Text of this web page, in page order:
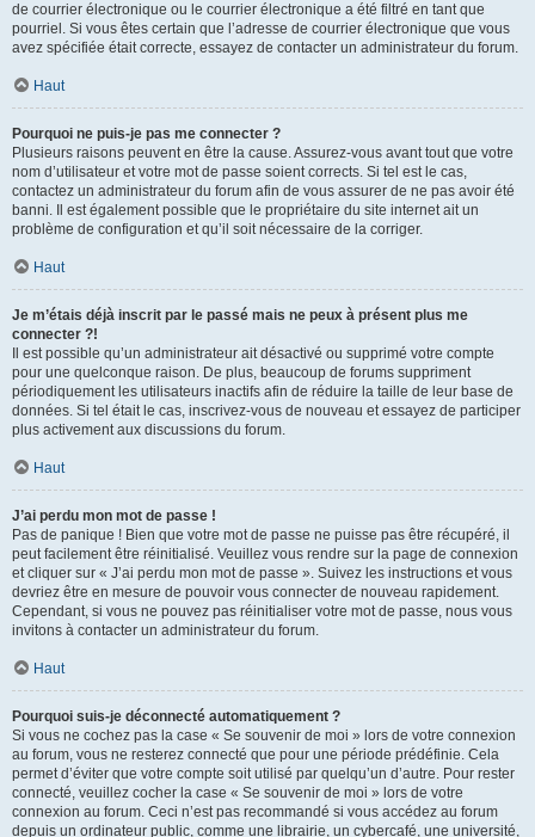
de courrier électronique ou le courrier électronique a été filtré en tant que
pourriel. Si vous êtes certain que l’adresse de courrier électronique que vous
avez spécifiée était correcte, essayez de contacter un administrateur du forum.
Haut
Pourquoi ne puis-je pas me connecter ?
Plusieurs raisons peuvent en être la cause. Assurez-vous avant tout que votre
nom d’utilisateur et votre mot de passe soient corrects. Si tel est le cas,
contactez un administrateur du forum afin de vous assurer de ne pas avoir été
banni. Il est également possible que le propriétaire du site internet ait un
problème de configuration et qu’il soit nécessaire de la corriger.
Haut
Je m’étais déjà inscrit par le passé mais ne peux à présent plus me
connecter ?!
Il est possible qu’un administrateur ait désactivé ou supprimé votre compte
pour une quelconque raison. De plus, beaucoup de forums suppriment
périodiquement les utilisateurs inactifs afin de réduire la taille de leur base de
données. Si tel était le cas, inscrivez-vous de nouveau et essayez de participer
plus activement aux discussions du forum.
Haut
J’ai perdu mon mot de passe !
Pas de panique ! Bien que votre mot de passe ne puisse pas être récupéré, il
peut facilement être réinitialisé. Veuillez vous rendre sur la page de connexion
et cliquer sur « J’ai perdu mon mot de passe ». Suivez les instructions et vous
devriez être en mesure de pouvoir vous connecter de nouveau rapidement.
Cependant, si vous ne pouvez pas réinitialiser votre mot de passe, nous vous
invitons à contacter un administrateur du forum.
Haut
Pourquoi suis-je déconnecté automatiquement ?
Si vous ne cochez pas la case « Se souvenir de moi » lors de votre connexion
au forum, vous ne resterez connecté que pour une période prédéfinie. Cela
permet d’éviter que votre compte soit utilisé par quelqu’un d’autre. Pour rester
connecté, veuillez cocher la case « Se souvenir de moi » lors de votre
connexion au forum. Ceci n’est pas recommandé si vous accédez au forum
depuis un ordinateur public, comme une librairie, un cybercafé, une université,